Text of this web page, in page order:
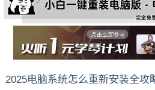
2025电脑系统怎么重新安装全攻